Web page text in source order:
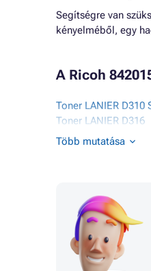
Segítségre van
kényelméből, egy
A Ricoh
Toner LANIER D310
Toner LANIER D316
Toner LANIER D316L
Toner LANIER D320DL
Toner LANIER
Toner LANIER
Toner LANIER LD 118
Több mutatása